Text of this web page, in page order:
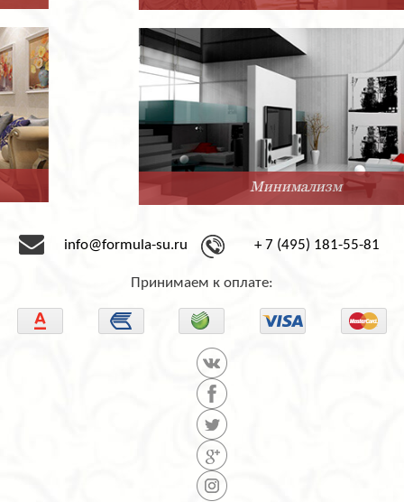
Минимализм
info@formula-su.ru + 7 (495) 181-55-81
Принимаем к оплате: